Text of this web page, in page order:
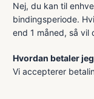
Nej, du kan til
bindingsperiode.
end 1 måned, så vil
Hvordan betaler
Vi accepterer